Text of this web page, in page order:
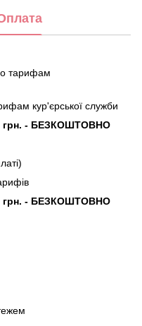
тарифам
кур'єрської служби
грн. - БЕЗКОШТОВНО
грн. - БЕЗКОШТОВНО